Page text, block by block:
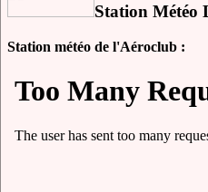
Station Météo
Station météo de l'Aéroclub :